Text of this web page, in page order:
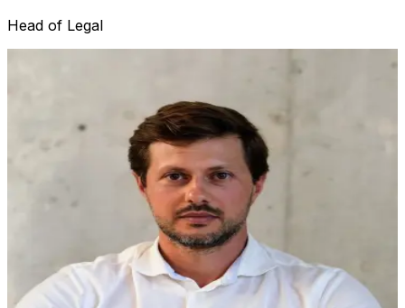
Head of Legal